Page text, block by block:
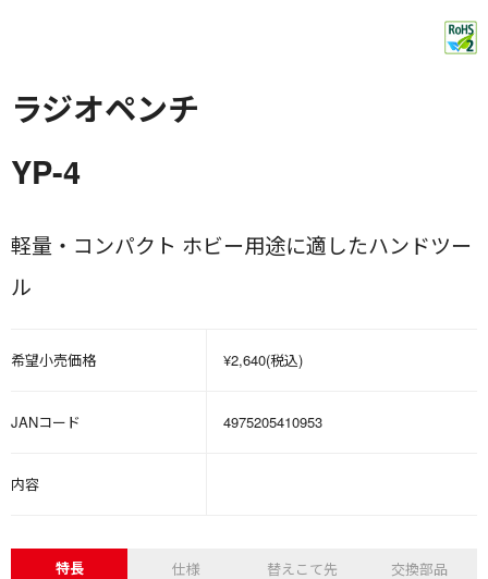
ラジオペンチ
YP-4
軽量・コンパクト ホビー用途に適したハンドツー
ル
希望小売価格 ¥2,640(税込)
JANコード 4975205410953
内容
特長 仕様 替えこて先 交換部品